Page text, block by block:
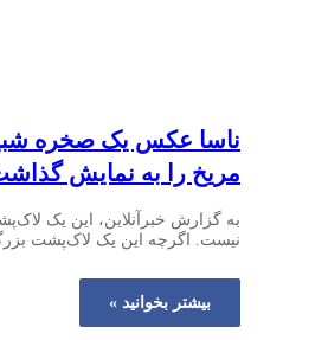
ناسا عکس یک صخره
مریخ را به نمایش
به گزارش خبرآنلاین، این یک
نیست. اگرچه این یک لاک‌پشت
بیشتر بخوانید »